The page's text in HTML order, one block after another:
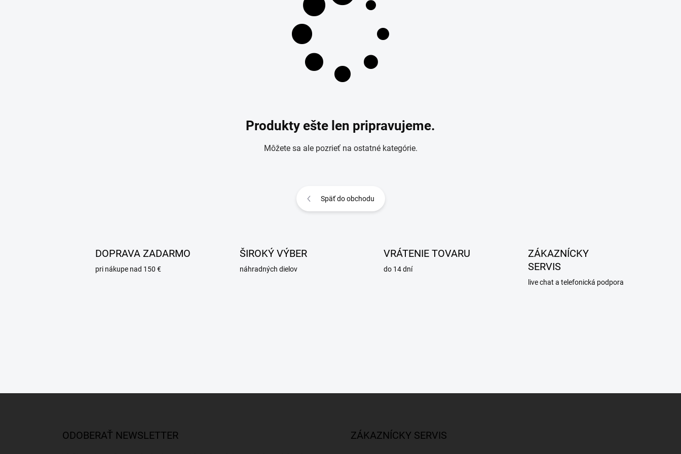
Produkty ešte len pripravujeme.
Môžete sa ale pozrieť na ostatné kategórie.
Späť do obchodu
DOPRAVA ZADARMO
pri nákupe nad 150 €
ŠIROKÝ VÝBER
náhradných dielov
VRÁTENIE TOVARU
do 14 dní
ZÁKAZNÍCKY
SERVIS
live chat a telefonická podpora
ODOBERAŤ NEWSLETTER ZÁKAZNÍCKY SERVIS